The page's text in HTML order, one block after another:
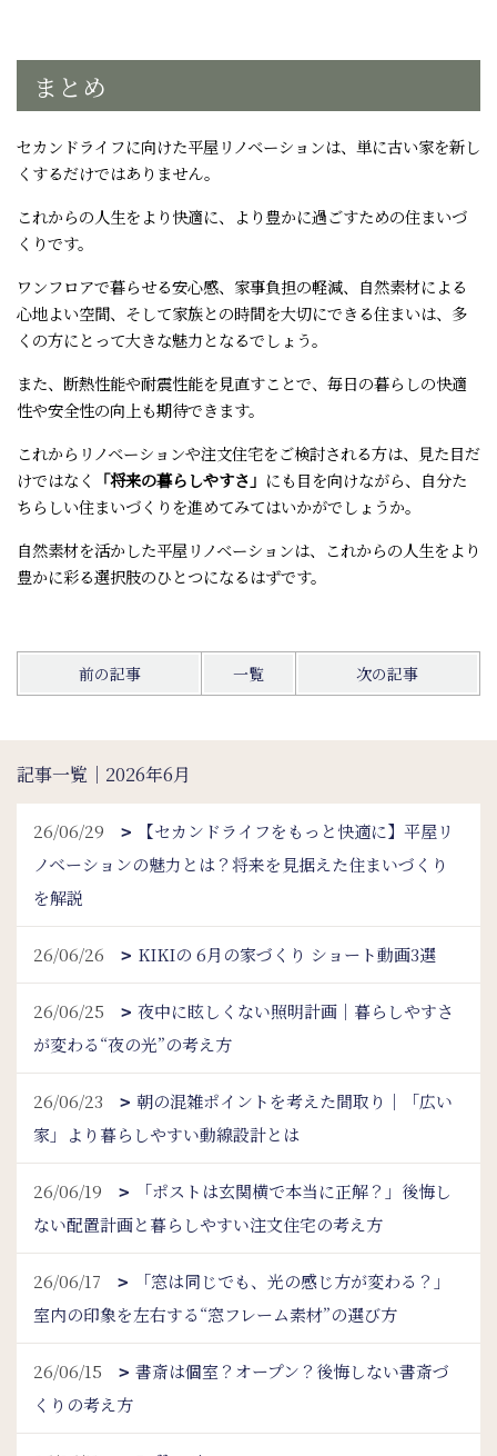
まとめ
セカンドライフに向けた平屋リノベーションは、単に古い家を新し
くするだけではありません。
これからの人生をより快適に、より豊かに過ごすための住まいづ
くりです。
ワンフロアで暮らせる安心感、家事負担の軽減、自然素材による
心地よい空間、そして家族との時間を大切にできる住まいは、多
くの方にとって大きな魅力となるでしょう。
また、断熱性能や耐震性能を見直すことで、毎日の暮らしの快適
性や安全性の向上も期待できます。
これからリノベーションや注文住宅をご検討される方は、見た目だ
けではなく
「将来の暮らしやすさ」 にも目を向けながら、自分た
ちらしい住まいづくりを進めてみてはいかがでしょうか。
自然素材を活かした平屋リノベーションは、これからの人生をより
豊かに彩る選択肢のひとつになるはずです。
前の記事 一覧 次の記事
記事一覧｜2026年6月
26/06/29
【セカンドライフをもっと快適に】平屋リ
ノベーションの魅力とは？将来を見据えた住まいづくり
を解説
26/06/26 KIKIの 6月の家づくり ショート動画3選
26/06/25
夜中に眩しくない照明計画｜暮らしやすさ
が変わる“夜の光”の考え方
26/06/23
朝の混雑ポイントを考えた間取り｜「広い
家」より暮らしやすい動線設計とは
26/06/19
「ポストは玄関横で本当に正解？」後悔し
ない配置計画と暮らしやすい注文住宅の考え方
26/06/17
「窓は同じでも、光の感じ方が変わる？」
室内の印象を左右する“窓フレーム素材”の選び方
26/06/15
書斎は個室？オープン？後悔しない書斎づ
くりの考え方